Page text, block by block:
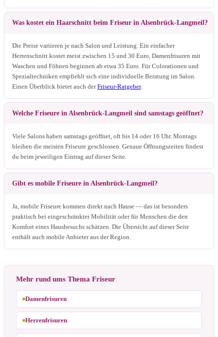
Was kostet ein Haarschnitt beim Friseur in Alsenbrück-Langmeil?
Die Preise variieren je nach Salon und Leistung. Ein einfacher
Herrenschnitt kostet meist zwischen 15 und 30 Euro, Damenfrisuren mit
Waschen und Föhnen beginnen ab etwa 35 Euro. Für Colorationen und
Spezialtechniken empfiehlt sich eine individuelle Beratung im Salon.
Einen Überblick bietet auch derFriseur-Ratgeber.
Welche Friseure in Alsenbrück-Langmeil sind samstags geöffnet?
Viele Salons haben samstags geöffnet, oft bis 14 oder 16 Uhr. Montags
bleiben die meisten Friseure geschlossen. Genaue Öffnungszeiten findest
du beim jeweiligen Eintrag auf dieser Seite.
Gibt es mobile Friseure in Alsenbrück-Langmeil?
Ja, mobile Friseure kommen direkt nach Hause — das ist besonders
praktisch bei eingeschränkter Mobilität oder für Menschen die den
Komfort eines Hausbesuchs schätzen. Die Übersicht auf dieser Seite
enthält auch mobile Anbieter aus der Region.
Mehr rund ums Thema Friseur
Damenfrisuren
Herrenfrisuren